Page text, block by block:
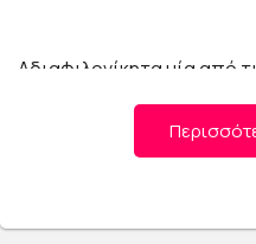
Αδιαφιλονίκητα μία από
βρίσκεται κοντά στους
τους συναρπαστικά,
αποτελεί μια παγκόσμια